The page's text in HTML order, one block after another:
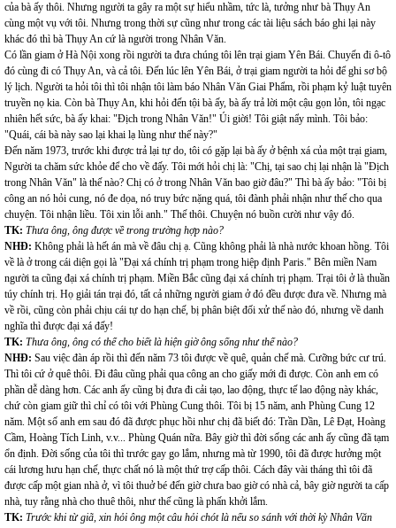
của bà ấy thôi. Nhưng người ta gây ra một sự hiểu nhầm, tức là, tưởng như bà Thụy An
cùng một vụ với tôi. Nhưng trong thời sự cũng như trong các tài liệu sách báo ghi lại này
khác đó thì bà Thụy An cứ là người trong Nhân Văn.
Có lần giam ở Hà Nội xong rồi người ta đưa chúng tôi lên trại giam Yên Bái. Chuyến đi ô-tô
đó cùng đi có Thụy An, và cả tôi. Đến lúc lên Yên Bái, ở trại giam người ta hỏi để ghi sơ bộ
lý lịch. Người ta hỏi tôi thì tôi nhận tôi làm báo Nhân Văn Giai Phẩm, rồi phạm kỷ luật tuyên
truyền nọ kia. Còn bà Thụy An, khi hỏi đến tội bà ấy, bà ấy trả lời một cậu gọn lỏn, tôi ngạc
nhiên hết sức, bà ấy khai: "Địch trong Nhân Văn!" Úi giời! Tôi giật nẩy mình. Tôi bảo:
"Quái, cái bà này sao lại khai lạ lùng như thế này?"
Đến năm 1973, trước khi được trả lại tự do, tôi có gặp lại bà ấy ở bệnh xá của một trại giam,
Người ta chăm sức khỏe để cho về đấy. Tôi mới hỏi chị là: "Chị, tại sao chị lại nhận là "Địch
trong Nhân Văn" là thế nào? Chị có ở trong Nhân Văn bao giờ đâu?" Thì bà ấy bảo: "Tôi bị
công an nó hỏi cung, nó đe dọa, nó truy bức nặng quá, tôi đành phải nhận như thế cho qua
chuyện. Tôi nhận liều. Tôi xin lỗi anh." Thế thôi. Chuyện nó buồn cười như vậy đó.
TK: Thưa ông, ông được về trong trường hợp nào?
NHĐ: Không phải là hết án mà về đâu chị ạ. Cũng không phải là nhà nước khoan hồng. Tôi
về là ở trong cái diện gọi là "Đại xá chính trị phạm trong hiệp định Paris." Bên miền Nam
người ta cũng đại xá chính trị phạm. Miền Bắc cũng đại xá chính trị phạm. Trại tôi ở là thuần
túy chính trị. Họ giải tán trại đó, tất cả những người giam ở đó đều được đưa về. Nhưng mà
về rồi, cũng còn phải chịu cái tự do hạn chế, bị phân biệt đối xử thế nào đó, nhưng về danh
nghĩa thì được đại xá đấy!
TK: Thưa ông, ông có thể cho biết là hiện giờ ông sống như thế nào?
NHĐ: Sau việc đàn áp rồi thì đến năm 73 tôi được về quê, quản chế mà. Cưỡng bức cư trú.
Thì tôi cứ ở quê thôi. Đi đâu cũng phải qua công an cho giấy mới đi được. Còn anh em có
phần dễ dàng hơn. Các anh ấy cũng bị đưa đi cải tạo, lao động, thực tế lao động này khác,
chứ còn giam giữ thì chỉ có tôi với Phùng Cung thôi. Tôi bị 15 năm, anh Phùng Cung 12
năm. Một số anh em sau đó đã được phục hồi như chị đã biết đó: Trần Dần, Lê Đạt, Hoàng
Cầm, Hoàng Tích Linh, v.v... Phùng Quán nữa. Bây giờ thì đời sống các anh ấy cũng đã tạm
ổn định. Đời sống của tôi thì trước gay go lắm, nhưng mà từ 1990, tôi đã được hưởng một
cái lương hưu hạn chế, thực chất nó là một thứ trợ cấp thôi. Cách đây vài tháng thì tôi đã
được cấp một gian nhà ở, vì tôi thuở bé đến giờ chưa bao giờ có nhà cả, bây giờ người ta cấp
nhà, tuy rằng nhà cho thuê thôi, như thế cũng là phấn khởi lắm.
TK: Trước khi từ giã, xin hỏi ông một câu hỏi chót là nếu so sánh với thời kỳ Nhân Văn